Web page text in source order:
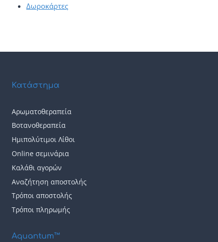
Δωροκάρτες
Κατάστημα
Αρωματοθεραπεία
Βοτανοθεραπεία
Ημιπολύτιμοι Λίθοι
Online σεμινάρια
Καλάθι αγορών
Αναζήτηση αποστολής
Τρόποι αποστολής
Τρόποι πληρωμής
Aquantum™